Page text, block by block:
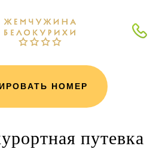
НОМЕР
путевка